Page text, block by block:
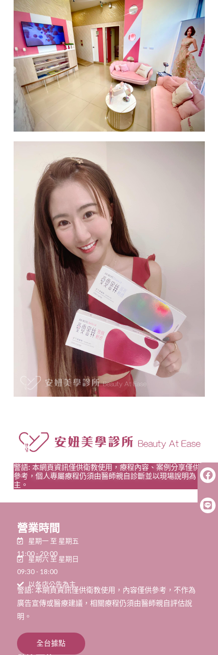
警語: 本網頁資訊僅供衛教使用，療程內容、案例分享僅供
參考，個人專屬療程仍須由醫師親自診斷並以現場說明為
主。
營業時間
星期一 至 星期五
11:00 - 20:00
星期六 至 星期日
09:30 - 18:00
以各店公告為主
警語: 本網頁資訊僅供衛教使用，內容僅供參考，不作為
廣告宣傳或醫療建議，相關療程仍須由醫師親自評估說
明。
全台據點